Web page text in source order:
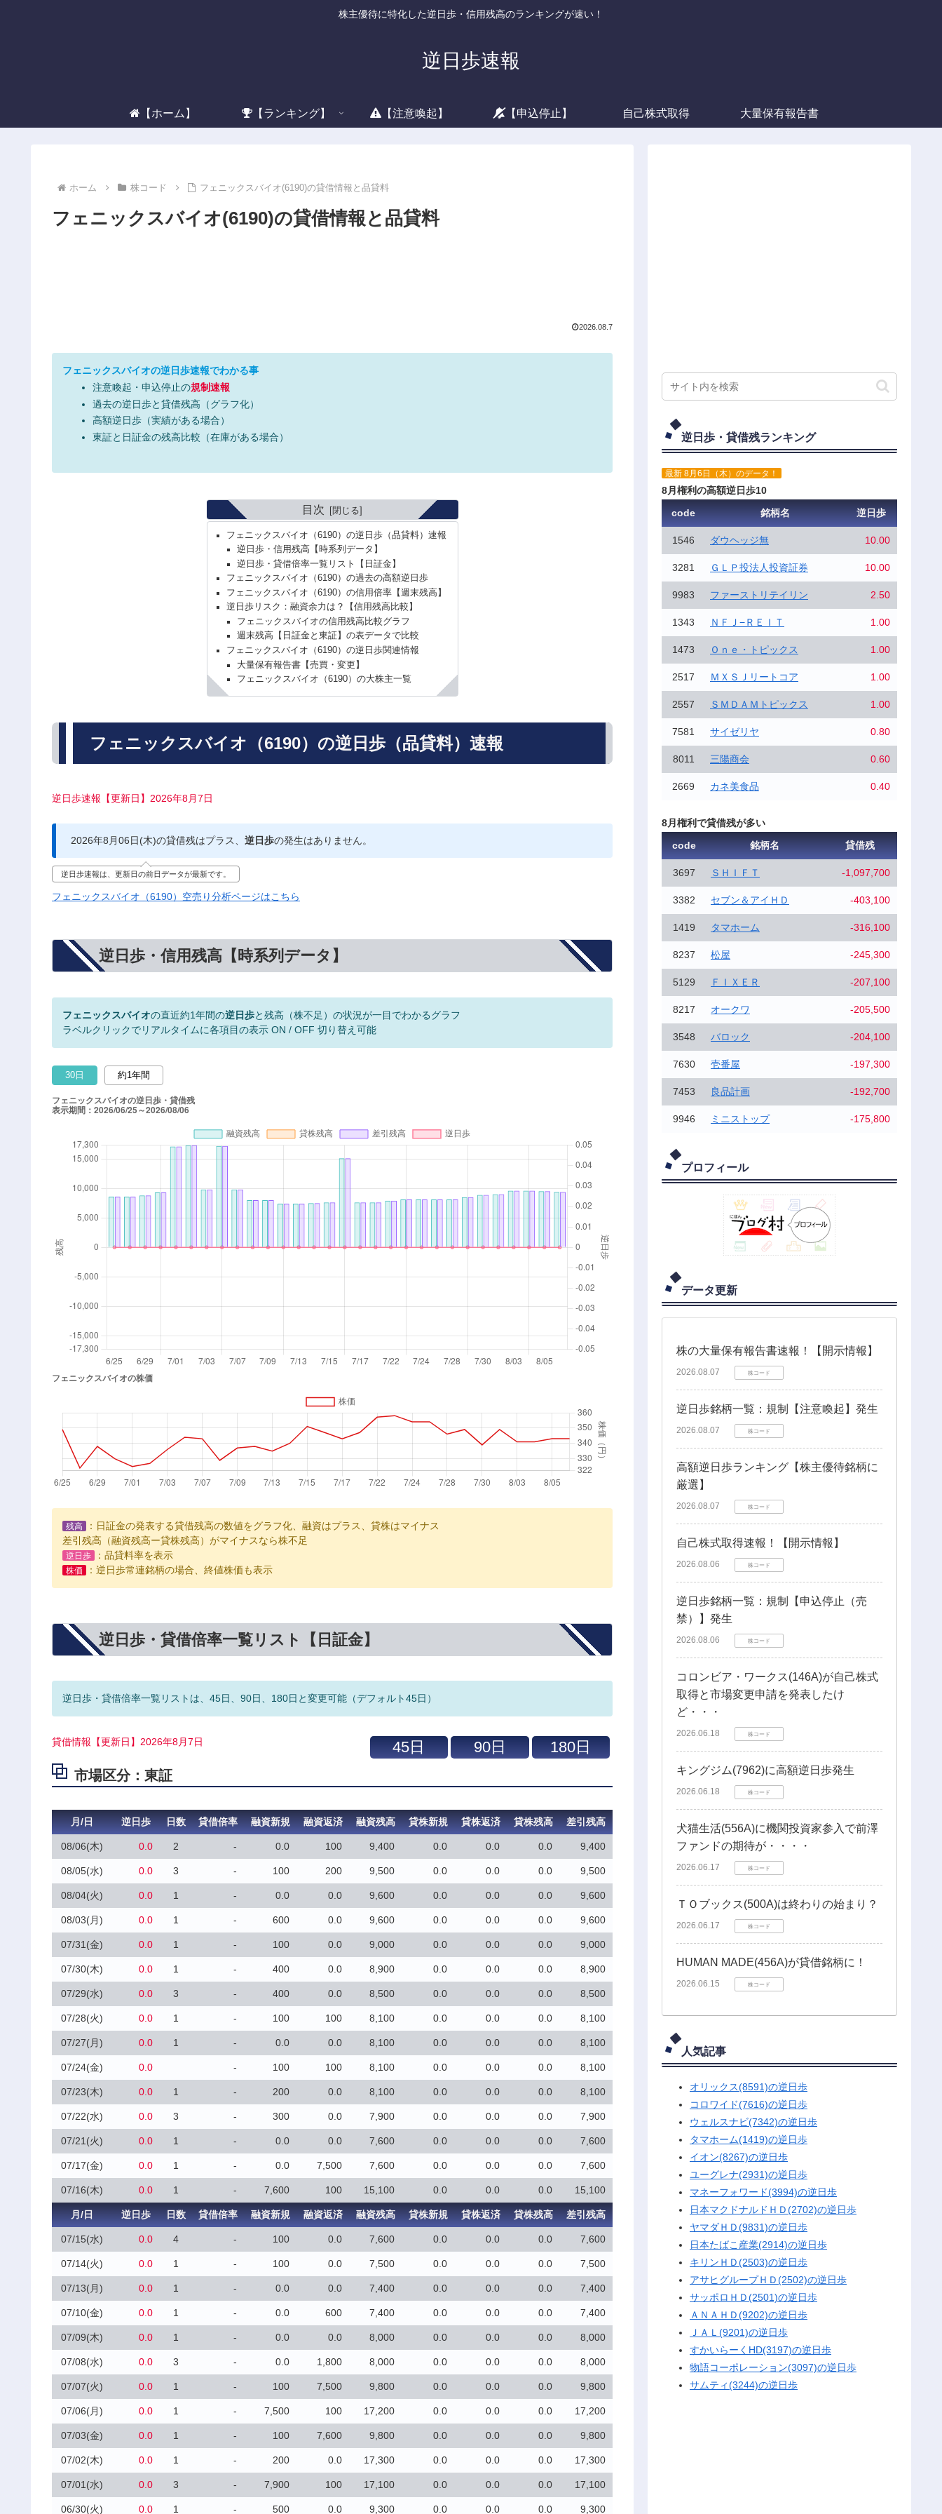
株主優待に特化した逆日歩・信用残高のランキングが速い！
逆日歩速報
【ホーム】 【ランキング】 【注意喚起】 【申込停止】 自己株式取得 大量保有報告書
ホーム 株コード フェニックスバイオ(6190)の貸借情報と品貸料
フェニックスバイオ(6190)の貸借情報と品貸料
2026.08.7
フェニックスバイオの逆日歩速報でわかる事
注意喚起・申込停止の規制速報
過去の逆日歩と貸借残高（グラフ化）
高額逆日歩（実績がある場合）
東証と日証金の残高比較（在庫がある場合）
目次
フェニックスバイオ（6190）の逆日歩（品貸料）速報
逆日歩・信用残高【時系列データ】
逆日歩・貸借倍率一覧リスト【日証金】
フェニックスバイオ（6190）の過去の高額逆日歩
フェニックスバイオ（6190）の信用倍率【週末残高】
逆日歩リスク：融資余力は？【信用残高比較】
フェニックスバイオの信用残高比較グラフ
週末残高【日証金と東証】の表データで比較
フェニックスバイオ（6190）の逆日歩関連情報
大量保有報告書【売買・変更】
フェニックスバイオ（6190）の大株主一覧
フェニックスバイオ（6190）の逆日歩（品貸料）速報
逆日歩速報【更新日】2026年8月7日
2026年8月06日(木)の貸借残はプラス、 逆日歩の発生はありません。
逆日歩速報は、更新日の前日データが最新です。
フェニックスバイオ（6190）空売り分析ページはこちら
逆日歩・信用残高【時系列データ】
フェニックスバイオの直近約1年間の逆日歩と残高（株不足）の状況が一目でわかるグラフ
ラベルクリックでリアルタイムに各項目の表示 ON / OFF 切り替え可能
30日 約1年間
残高
：日証金の発表する貸借残高の数値をグラフ化、融資はプラス、貸株はマイナス
差引残高（融資残高ー貸株残高）がマイナスなら株不足
逆日歩 ：品貸料率を表示
株価 ：逆日歩常連銘柄の場合、終値株価も表示
逆日歩・貸借倍率一覧リスト【日証金】
逆日歩・貸借倍率一覧リストは、45日、90日、180日と変更可能（デフォルト45日）
貸借情報【更新日】2026年8月7日
市場区分：東証
月/日 逆日歩 日数 貸借倍率 融資新規 融資返済 融資残高 貸株新規 貸株返済 貸株残高 差引残高
08/06(木) 0.0 2 - 0.0 100 9,400 0.0 0.0 0.0 9,400
08/05(水) 0.0 3 - 100 200 9,500 0.0 0.0 0.0 9,500
08/04(火) 0.0 1 - 0.0 0.0 9,600 0.0 0.0 0.0 9,600
08/03(月) 0.0 1 - 600 0.0 9,600 0.0 0.0 0.0 9,600
07/31(金) 0.0 1 - 100 0.0 9,000 0.0 0.0 0.0 9,000
07/30(木) 0.0 1 - 400 0.0 8,900 0.0 0.0 0.0 8,900
07/29(水) 0.0 3 - 400 0.0 8,500 0.0 0.0 0.0 8,500
07/28(火) 0.0 1 - 100 100 8,100 0.0 0.0 0.0 8,100
07/27(月) 0.0 1 - 0.0 0.0 8,100 0.0 0.0 0.0 8,100
07/24(金) 0.0 - 100 100 8,100 0.0 0.0 0.0 8,100
07/23(木) 0.0 1 - 200 0.0 8,100 0.0 0.0 0.0 8,100
07/22(水) 0.0 3 - 300 0.0 7,900 0.0 0.0 0.0 7,900
07/21(火) 0.0 1 - 0.0 0.0 7,600 0.0 0.0 0.0 7,600
07/17(金) 0.0 1 - 0.0 7,500 7,600 0.0 0.0 0.0 7,600
07/16(木) 0.0 1 - 7,600 100 15,100 0.0 0.0 0.0 15,100
月/日 逆日歩 日数 貸借倍率 融資新規 融資返済 融資残高 貸株新規 貸株返済 貸株残高 差引残高
07/15(水) 0.0 4 - 100 0.0 7,600 0.0 0.0 0.0 7,600
07/14(火) 0.0 1 - 100 0.0 7,500 0.0 0.0 0.0 7,500
07/13(月) 0.0 1 - 0.0 0.0 7,400 0.0 0.0 0.0 7,400
07/10(金) 0.0 1 - 0.0 600 7,400 0.0 0.0 0.0 7,400
07/09(木) 0.0 1 - 0.0 0.0 8,000 0.0 0.0 0.0 8,000
07/08(水) 0.0 3 - 0.0 1,800 8,000 0.0 0.0 0.0 8,000
07/07(火) 0.0 1 - 100 7,500 9,800 0.0 0.0 0.0 9,800
07/06(月) 0.0 1 - 7,500 100 17,200 0.0 0.0 0.0 17,200
07/03(金) 0.0 1 - 100 7,600 9,800 0.0 0.0 0.0 9,800
07/02(木) 0.0 1 - 200 0.0 17,300 0.0 0.0 0.0 17,300
07/01(水) 0.0 3 - 7,900 100 17,100 0.0 0.0 0.0 17,100
06/30(火) 0.0 1 - 500 0.0 9,300 0.0 0.0 0.0 9,300
逆日歩・貸借残ランキング
最新 8月6日（木）のデータ！
8月権利の高額逆日歩10
code
銘柄名 逆日歩
1546 ダウヘッジ無 10.00
3281 ＧＬＰ投法人投資証券 10.00
9983 ファーストリテイリン 2.50
1343 ＮＦＪ−ＲＥＩＴ 1.00
1473 Ｏｎｅ・トピックス 1.00
2517 ＭＸＳＪリートコア 1.00
2557 ＳＭＤＡＭトピックス 1.00
7581 サイゼリヤ 0.80
8011 三陽商会 0.60
2669 カネ美食品 0.40
8月権利で貸借残が多い
code
銘柄名 貸借残
3697 ＳＨＩＦＴ -1,097,700
3382 セブン＆アイＨＤ -403,100
1419 タマホーム -316,100
8237 松屋 -245,300
5129 ＦＩＸＥＲ -207,100
8217 オークワ -205,500
3548 バロック -204,100
7630 壱番屋 -197,300
7453 良品計画 -192,700
9946 ミニストップ -175,800
プロフィール
データ更新
株の大量保有報告書速報！【開示情報】
2026.08.07 株コード
逆日歩銘柄一覧：規制【注意喚起】発生
2026.08.07 株コード
高額逆日歩ランキング【株主優待銘柄に
厳選】
2026.08.07 株コード
自己株式取得速報！【開示情報】
2026.08.06 株コード
逆日歩銘柄一覧：規制【申込停止（売
禁）】発生
2026.08.06 株コード
コロンビア・ワークス(146A)が自己株式
取得と市場変更申請を発表したけ
ど・・・
2026.06.18 株コード
キングジム(7962)に高額逆日歩発生
2026.06.18 株コード
犬猫生活(556A)に機関投資家参入で前澤
ファンドの期待が・・・・
2026.06.17 株コード
ＴＯブックス(500A)は終わりの始まり？
2026.06.17 株コード
HUMAN MADE(456A)が貸借銘柄に！
2026.06.15 株コード
人気記事
オリックス(8591)の逆日歩
コロワイド(7616)の逆日歩
ウェルスナビ(7342)の逆日歩
タマホーム(1419)の逆日歩
イオン(8267)の逆日歩
ユーグレナ(2931)の逆日歩
マネーフォワード(3994)の逆日歩
日本マクドナルドＨＤ(2702)の逆日歩
ヤマダＨＤ(9831)の逆日歩
日本たばこ産業(2914)の逆日歩
キリンＨＤ(2503)の逆日歩
アサヒグループＨＤ(2502)の逆日歩
サッポロＨＤ(2501)の逆日歩
ＡＮＡＨＤ(9202)の逆日歩
ＪＡＬ(9201)の逆日歩
すかいらーくHD(3197)の逆日歩
物語コーポレーション(3097)の逆日歩
サムティ(3244)の逆日歩